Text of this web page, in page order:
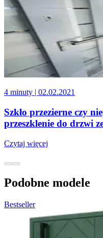
4 minuty | 02.02.2021
Szkło przezierne czy
przeszklenie do drzwi
Czytaj więcej
Podobne modele
Bestseller